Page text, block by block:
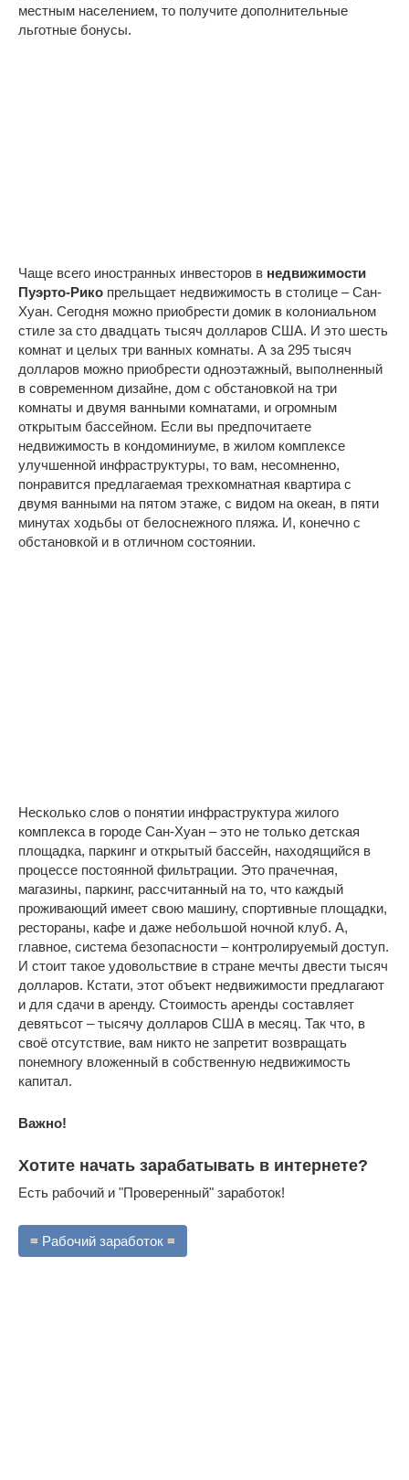
местным населением, то получите дополнительные
льготные бонусы.
Чаще всего иностранных инвесторов в недвижимости
Пуэрто-Рико прельщает недвижимость в столице – Сан-
Хуан. Сегодня можно приобрести домик в колониальном
стиле за сто двадцать тысяч долларов США. И это шесть
комнат и целых три ванных комнаты. А за 295 тысяч
долларов можно приобрести одноэтажный, выполненный
в современном дизайне, дом с обстановкой на три
комнаты и двумя ванными комнатами, и огромным
открытым бассейном. Если вы предпочитаете
недвижимость в кондоминиуме, в жилом комплексе
улучшенной инфраструктуры, то вам, несомненно,
понравится предлагаемая трехкомнатная квартира с
двумя ванными на пятом этаже, с видом на океан, в пяти
минутах ходьбы от белоснежного пляжа. И, конечно с
обстановкой и в отличном состоянии.
Несколько слов о понятии инфраструктура жилого
комплекса в городе Сан-Хуан – это не только детская
площадка, паркинг и открытый бассейн, находящийся в
процессе постоянной фильтрации. Это прачечная,
магазины, паркинг, рассчитанный на то, что каждый
проживающий имеет свою машину, спортивные площадки,
рестораны, кафе и даже небольшой ночной клуб. А,
главное, система безопасности – контролируемый доступ.
И стоит такое удовольствие в стране мечты двести тысяч
долларов. Кстати, этот объект недвижимости предлагают
и для сдачи в аренду. Стоимость аренды составляет
девятьсот – тысячу долларов США в месяц. Так что, в
своё отсутствие, вам никто не запретит возвращать
понемногу вложенный в собственную недвижимость
капитал.
Важно!
Хотите начать зарабатывать в интернете?
Есть рабочий и "Проверенный" заработок!
≡ Рабочий заработок ≡